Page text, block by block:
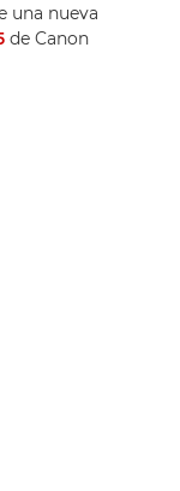
una nueva
de Canon